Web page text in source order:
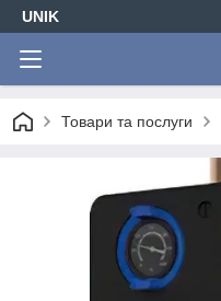
UNIK
Товари та послуги